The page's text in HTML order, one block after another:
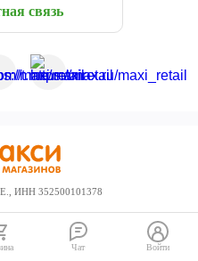
связь
ИНН 352500101378
Чат Войти